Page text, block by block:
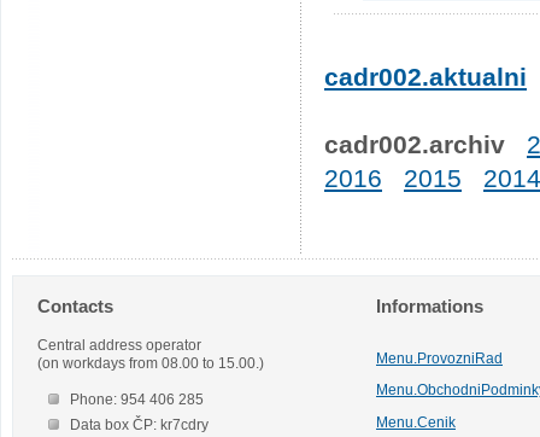
cadr002.aktualni
cadr002.archiv
2016
2015 2014
Contacts
Central address operator
(on workdays from 08.00 to 15.00.)
Phone: 954 406 285
Data box ČP: kr7cdry
Informations
Menu.ProvozniRad
Menu.Cenik